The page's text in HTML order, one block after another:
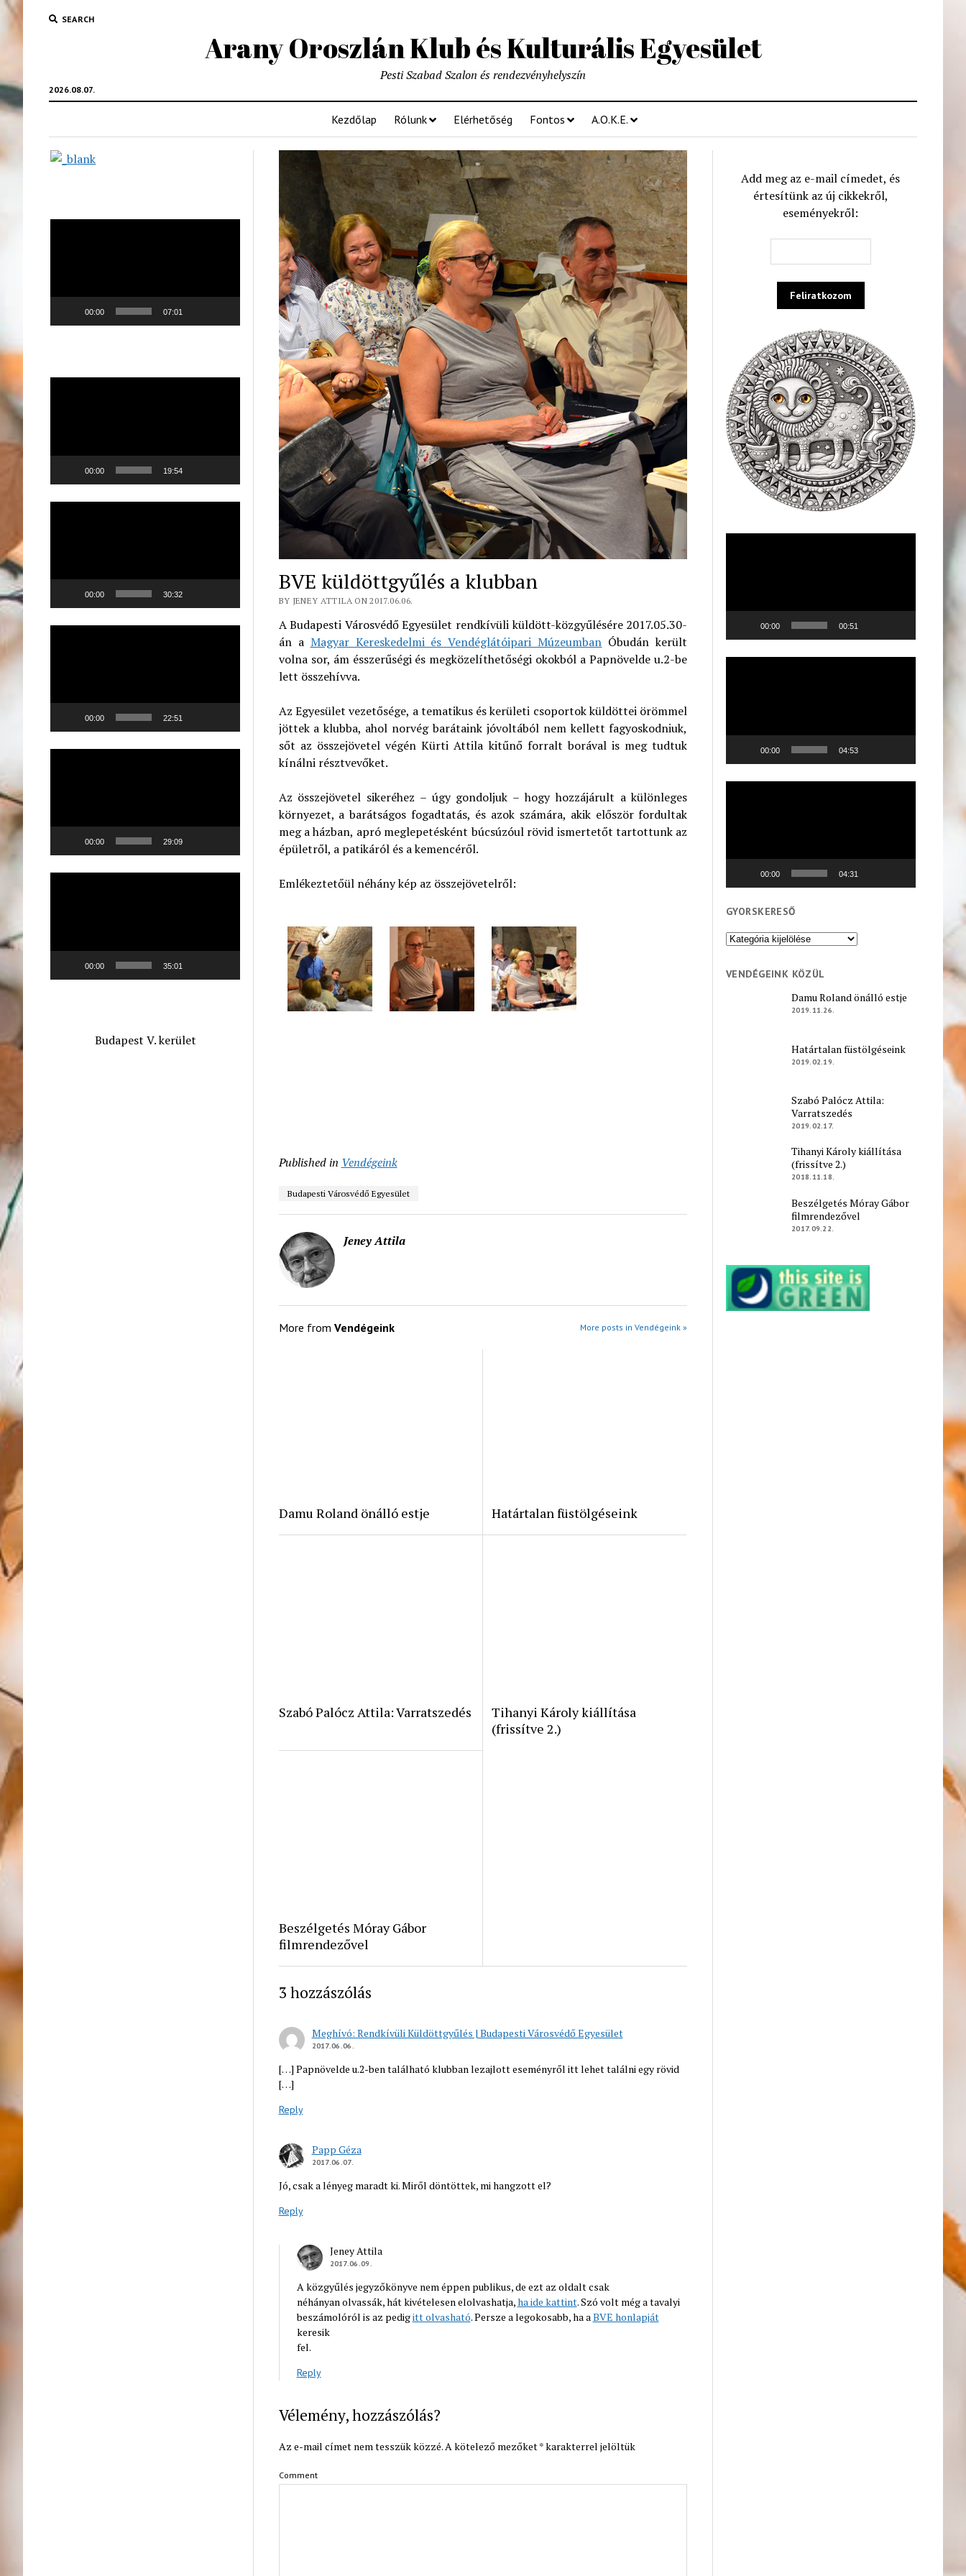
SEARCH
Arany Oroszlán Klub és Kulturális Egyesület
2026.08.07.
Pesti Szabad Szalon és rendezvényhelyszín
Kezdőlap Rólunk Elérhetőség Fontos A.O.K.E.
00:00 07:01
00:00 19:54
00:00 30:32
00:00 22:51
00:00 29:09
00:00 35:01
Budapest V. kerület
BVE küldöttgyűlés a klubban
BY JENEY ATTILA ON 2017.06.06.
A Budapesti Városvédő Egyesület rendkívüli küldött-közgyűlésére 2017.05.30-
án a Magyar Kereskedelmi és Vendéglátóipari Múzeumban Óbudán került
volna sor, ám ésszerűségi és megközelíthetőségi okokból a Papnövelde u.2-be
lett összehívva.
Az Egyesület vezetősége, a tematikus és kerületi csoportok küldöttei örömmel
jöttek a klubba, ahol norvég barátaink jóvoltából nem kellett fagyoskodniuk,
sőt az összejövetel végén Kürti Attila kitűnő forralt borával is meg tudtuk
kínálni résztvevőket.
Az összejövetel sikeréhez – úgy gondoljuk – hogy hozzájárult a különleges
környezet, a barátságos fogadtatás, és azok számára, akik először fordultak
meg a házban, apró meglepetésként búcsúzóul rövid ismertetőt tartottunk az
épületről, a patikáról és a kemencéről.
Emlékeztetőül néhány kép az összejövetelről:
Published in Vendégeink
Budapesti Városvédő Egyesület
Jeney Attila
More from Vendégeink More posts in Vendégeink »
Damu Roland önálló estje Határtalan füstölgéseink
Szabó Palócz Attila: Varratszedés
Tihanyi Károly kiállítása
(frissítve 2.)
Beszélgetés Móray Gábor
filmrendezővel
3 hozzászólás
Meghívó: Rendkívüli Küldöttgyűlés | Budapesti Városvédő Egyesület
2017.06.06.
[…] Papnövelde u.2-ben található klubban lezajlott eseményről itt lehet találni egy rövid
[…]
Reply
Papp Géza
2017.06.07.
Jó, csak a lényeg maradt ki. Miről döntöttek, mi hangzott el?
Reply
Jeney Attila
2017.06.09.
A közgyűlés jegyzőkönyve nem éppen publikus, de ezt az oldalt csak
néhányan olvassák, hát kivételesen elolvashatja,ha ide kattint. Szó volt még a tavalyi
beszámolóról is az pedigitt olvasható. Persze a legokosabb, ha aBVE honlapját
keresik
fel.
Reply
Vélemény, hozzászólás?
Az e-mail címet nem tesszük közzé.A kötelező mezőket*karakterrel jelöltük
Comment
Add meg az e-mail címedet, és
értesítünk az új cikkekről,
eseményekről:
00:00 00:51
00:00 04:53
00:00 04:31
GYORSKERESŐ
Gyorskereső
VENDÉGEINK KÖZÜL
Damu Roland önálló estje
2019.11.26.
Határtalan füstölgéseink
2019.02.19.
Szabó Palócz Attila:
Varratszedés
2019.02.17.
Tihanyi Károly kiállítása
(frissítve 2.)
2018.11.18.
Beszélgetés Móray Gábor
filmrendezővel
2017.09.22.